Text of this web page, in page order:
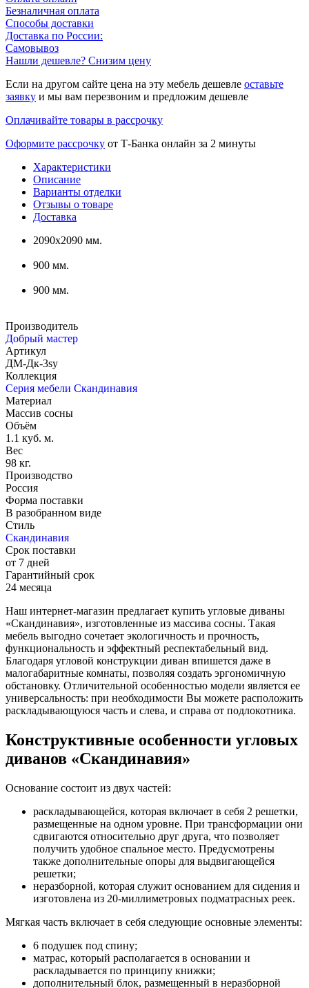
Безналичная оплата
Способы доставки
Доставка по России:
Самовывоз
Нашли дешевле? Снизим цену
Если на другом сайте цена на эту мебель дешевле оставьте
заявку и мы вам перезвоним и предложим дешевле
Оплачивайте товары в рассрочку
Оформите рассрочку от Т-Банка онлайн за 2 минуты
Характеристики
Описание
Варианты отделки
Отзывы о товаре
Доставка
2090х2090 мм.
900 мм.
900 мм.
Производитель
Добрый мастер
Артикул
ДМ-Дк-3sу
Коллекция
Серия мебели Скандинавия
Материал
Массив сосны
Объём
1.1 куб. м.
Вес
98 кг.
Производство
Россия
Форма поставки
В разобранном виде
Стиль
Скандинавия
Срок поставки
от 7 дней
Гарантийный срок
24 месяца
Наш интернет-магазин предлагает купить угловые диваны
«Скандинавия», изготовленные из массива сосны. Такая
мебель выгодно сочетает экологичность и прочность,
функциональность и эффектный респектабельный вид.
Благодаря угловой конструкции диван впишется даже в
малогабаритные комнаты, позволяя создать эргономичную
обстановку. Отличительной особенностью модели является ее
универсальность: при необходимости Вы можете расположить
раскладывающуюся часть и слева, и справа от подлокотника.
Конструктивные особенности угловых
диванов «Скандинавия»
Основание состоит из двух частей:
раскладывающейся, которая включает в себя 2 решетки,
размещенные на одном уровне. При трансформации они
сдвигаются относительно друг друга, что позволяет
получить удобное спальное место. Предусмотрены
также дополнительные опоры для выдвигающейся
решетки;
неразборной, которая служит основанием для сидения и
изготовлена из 20-миллиметровых подматрасных реек.
Мягкая часть включает в себя следующие основные элементы:
6 подушек под спину;
матрас, который располагается в основании и
раскладывается по принципу книжки;
дополнительный блок, размещенный в неразборной